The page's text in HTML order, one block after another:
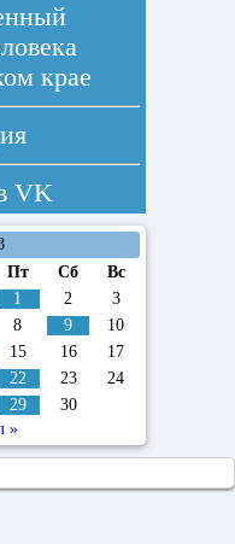
крае
VK
Пт Сб
Вс
1
2
3
8 9
10
15 16
17
22 23
24
29
30
»